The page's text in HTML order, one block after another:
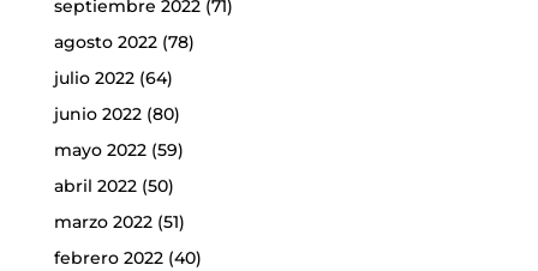
septiembre 2022(71)
agosto 2022(78)
julio 2022(64)
junio 2022(80)
mayo 2022(59)
abril 2022(50)
marzo 2022(51)
febrero 2022(40)